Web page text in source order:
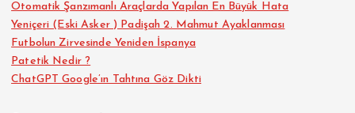
Otomatik Şanzımanlı Araçlarda Yapılan En Büyük Hata
Yeniçeri (Eski Asker ) Padişah 2. Mahmut Ayaklanması
Futbolun Zirvesinde Yeniden İspanya
Patetik Nedir ?
ChatGPT Google’ın Tahtına Göz Dikti